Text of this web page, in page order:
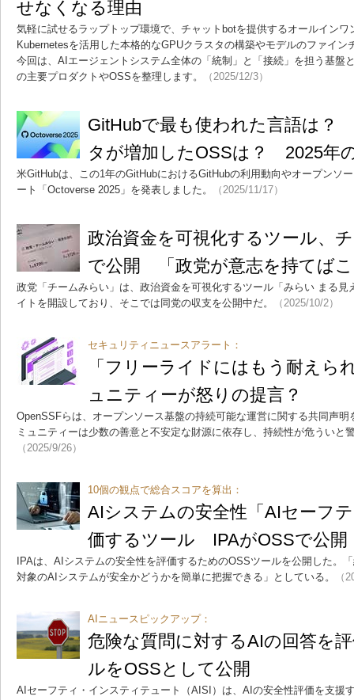
せなくなる理由
気軽に試せるラップトップ環境で、チャットbotを提供するオールイン
Kubernetesを活用した本格的なGPUクラスタの構築やモデルのファイ
今回は、AIエージェントシステム全体の「統制」と「接続」を担う基盤
の主要プロダクトやOSSを整理します。
（2025/12/3）
GitHubで最も使われた言語は
タが増加したOSSは？ 2025年
米GitHubは、この1年のGitHubにおけるGitHubの利用動向やオープンソ
ート「Octoverse 2025」を発表しました。
（2025/11/17）
政治資金を可視化するツール、
で公開 「政党が意志を持てば
政党「チームみらい」は、政治資金を可視化するツール「みらい まる見
イトを開設しており、そこでは同党の収支を公開中だ。
（2025/10/2）
セキュリティニュースアラート：
「フリーライドにはもう耐え
ュニティーが怒りの提言？
OpenSSFらは、オープンソース基盤の持続可能な運営に関する共同声
ミュニティーは少数の善意と不安定な財源に依存し、持続性が危ういと
（2025/9/26）
10個の観点で総合スコアを算出：
AIシステムの安全性「AIセーフ
価するツール IPAがOSSで公開
IPAは、AIシステムの安全性を評価するためのOSSツールを公開した。
対象のAIシステムが安全かどうかを簡単に把握できる」としている。
（
AIニュースピックアップ：
危険な質問に対するAIの回答を
ルをOSSとして公開
AIセーフティ・インスティテュート（AISI）は、AIの安全性評価を支援